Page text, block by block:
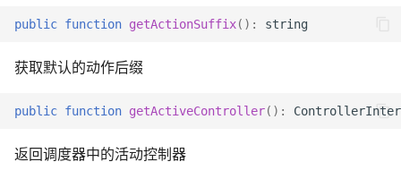
public function getActionSuffix() : string
获取默认的动作后缀
public function getActiveController() :
返回调度器中的活动控制器